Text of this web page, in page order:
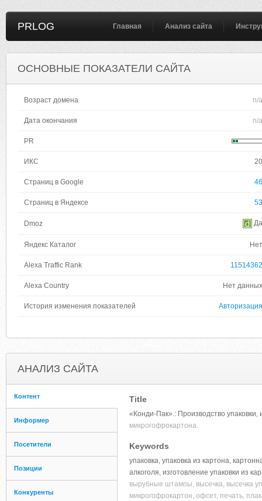
PRLOG Главная Анализ сайта
ОСНОВНЫЕ ПОКАЗАТЕЛИ САЙТА
Возраст домена n/a
Дата окончания n/a
PR
ИКС 20
Страниц в Google 46
Страниц в Яндексе 53
Dmoz Да
Яндекс Каталог Нет
Alexa Traffic Rank 11514362
Alexa Country Нет данных
История изменения показателей Авторизация
АНАЛИЗ САЙТА
Контент
Информер
Посетители
Позиции
Конкуренты
Title
«Конди-Пак».: Производство упаковки,
микрогофрокартона.
Keywords
упаковка, упаковка из картона,
алкоголя, изготовление упаковки из
вырубные штампы, высечка, высечка
микрогофрокартон, офсет, печать,